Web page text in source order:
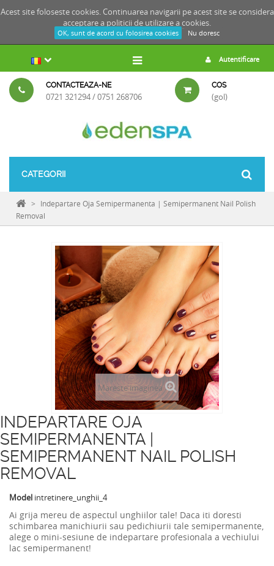
Acest site foloseste cookies. Continuarea navigarii pe acest site se considera
acceptare a politicii de utilizare a cookies.
OK, sunt de acord cu folosirea cookies Nu doresc
Autentificare
CONTACTEAZA-NE
0721 321294 / 0751 268706
COS
(gol)
CATEGORII
>
Indepartare Oja Semipermanenta | Semipermanent Nail Polish
Removal
Mareste imaginea
INDEPARTARE OJA
SEMIPERMANENTA |
SEMIPERMANENT NAIL POLISH
REMOVAL
Model intretinere_unghii_4
Ai grija mereu de aspectul unghiilor tale! Daca iti doresti
schimbarea manichiurii sau pedichiurii tale semipermanente,
alege o mini-sesiune de indepartare profesionala a vechiului
lac semipermanent!